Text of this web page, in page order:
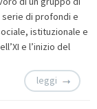
serie di profondi e
istituzionale e
e l’inizio del
leggi